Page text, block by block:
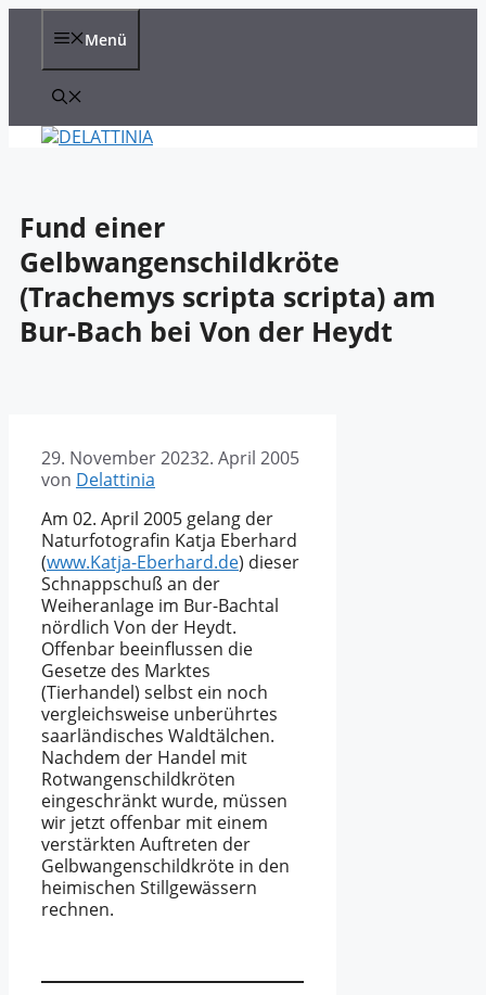
Zum
Menü
Fund einer
Gelbwangenschildkröte
(Trachemys scripta scripta) am
Bur-Bach bei Von der Heydt
29. November 20232. April 2005
von Delattinia
Am 02. April 2005 gelang der
Naturfotografin Katja Eberhard
(www.Katja-Eberhard.de) dieser
Schnappschuß an der
Weiheranlage im Bur-Bachtal
nördlich Von der Heydt.
Offenbar beeinflussen die
Gesetze des Marktes
(Tierhandel) selbst ein noch
vergleichsweise unberührtes
saarländisches Waldtälchen.
Nachdem der Handel mit
Rotwangenschildkröten
eingeschränkt wurde, müssen
wir jetzt offenbar mit einem
verstärkten Auftreten der
Gelbwangenschildkröte in den
heimischen Stillgewässern
rechnen.